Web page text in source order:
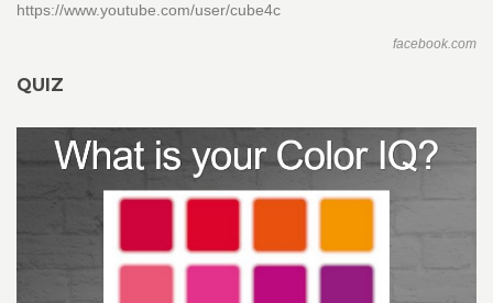
https://www.youtube.com/user/cube4c
facebook.com
QUIZ